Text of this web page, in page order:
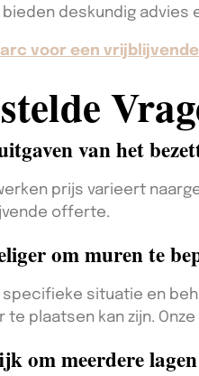
bieden deskundig
voor een
van het
prijs varieert
offerte.
om muren te
specifieke situatie en
te plaatsen kan zijn.
om meerdere